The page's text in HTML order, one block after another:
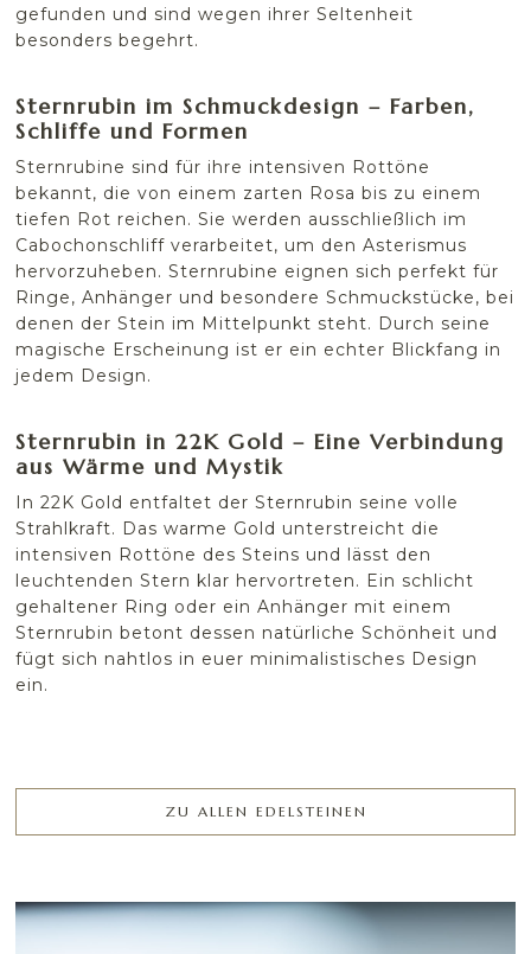
gefunden und sind wegen ihrer Seltenheit
besonders begehrt.
Sternrubin im Schmuckdesign – Farben,
Schliffe und Formen
Sternrubine sind für ihre intensiven Rottöne
bekannt, die von einem zarten Rosa bis zu einem
tiefen Rot reichen. Sie werden ausschließlich im
Cabochonschliff verarbeitet, um den Asterismus
hervorzuheben. Sternrubine eignen sich perfekt für
Ringe, Anhänger und besondere Schmuckstücke, bei
denen der Stein im Mittelpunkt steht. Durch seine
magische Erscheinung ist er ein echter Blickfang in
jedem Design.
Sternrubin in 22K Gold – Eine Verbindung
aus Wärme und Mystik
In 22K Gold entfaltet der Sternrubin seine volle
Strahlkraft. Das warme Gold unterstreicht die
intensiven Rottöne des Steins und lässt den
leuchtenden Stern klar hervortreten. Ein schlicht
gehaltener Ring oder ein Anhänger mit einem
Sternrubin betont dessen natürliche Schönheit und
fügt sich nahtlos in euer minimalistisches Design
ein.
ZU ALLEN EDELSTEINEN